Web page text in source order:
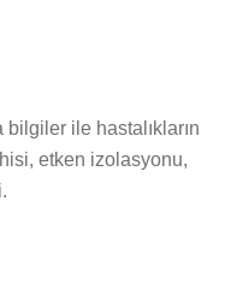
bilgiler ile hastalıkların
etken izolasyonu,